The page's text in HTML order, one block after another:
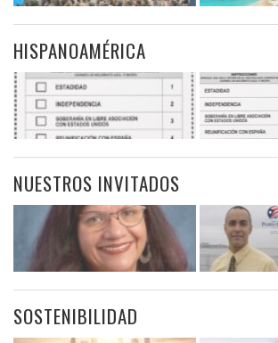
HISPANOAMÉRICA
NUESTROS INVITADOS
SOSTENIBILIDAD